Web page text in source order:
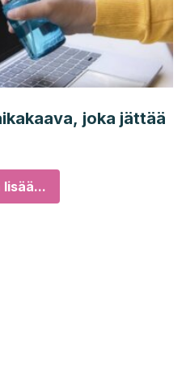
joka jättää
lisää...